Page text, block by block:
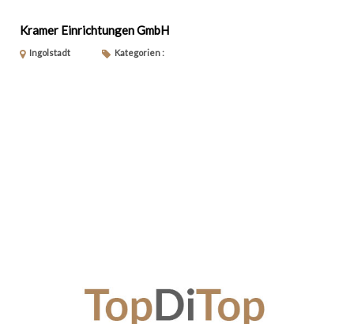
Kramer Einrichtungen GmbH
Ingolstadt Kategorien :